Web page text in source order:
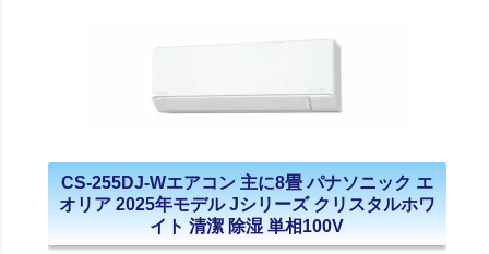
CS-255DJ-Wエアコン 主に8畳 パナソニック エ
オリア 2025年モデル Jシリーズ クリスタルホワ
イト 清潔 除湿 単相100V